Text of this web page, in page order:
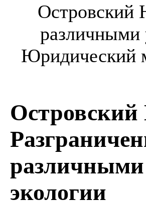
Островский
различными
различными
экологии